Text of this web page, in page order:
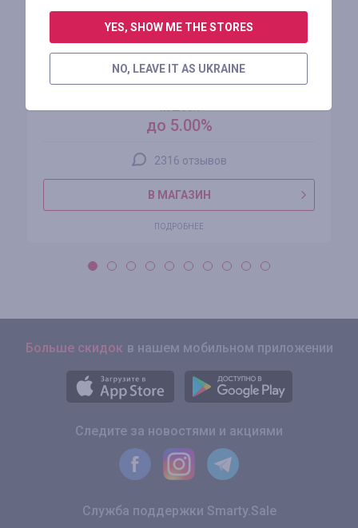
AliExpress
до 5.00%
2316 отзывов
В МАГАЗИН
ПОДРОБНЕЕ
Больше скидок в нашем мобильном приложении
Следите за новостями и акциями
Служба поддержки Smarty.Sale
YES, SHOW ME THE STORES
NO, LEAVE IT AS UKRAINE